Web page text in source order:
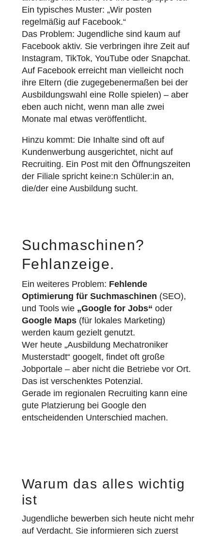
Ein typisches Muster: „Wir posten
regelmäßig auf Facebook.“
Das Problem: Jugendliche sind kaum auf
Facebook aktiv. Sie verbringen ihre Zeit auf
Instagram, TikTok, YouTube oder Snapchat.
Auf Facebook erreicht man vielleicht noch
ihre Eltern (die zugegebenermaßen bei der
Ausbildungswahl eine Rolle spielen) – aber
eben auch nicht, wenn man alle zwei
Monate mal etwas veröffentlicht.
Hinzu kommt: Die Inhalte sind oft auf
Kundenwerbung ausgerichtet, nicht auf
Recruiting. Ein Post mit den Öffnungszeiten
der Filiale spricht keine:n Schüler:in an,
die/der eine Ausbildung sucht.
Suchmaschinen?
Fehlanzeige.
Ein weiteres Problem: Fehlende
Optimierung für Suchmaschinen (SEO),
und Tools wie „Google for Jobs“ oder
Google Maps(für lokales Marketing)
werden kaum gezielt genutzt.
Wer heute „Ausbildung Mechatroniker
Musterstadt“ googelt, findet oft große
Jobportale – aber nicht die Betriebe vor Ort.
Das ist verschenktes Potenzial.
Gerade im regionalen Recruiting kann eine
gute Platzierung bei Google den
entscheidenden Unterschied machen.
Warum das alles wichtig
ist
Jugendliche bewerben sich heute nicht mehr
auf Verdacht. Sie informieren sich zuerst